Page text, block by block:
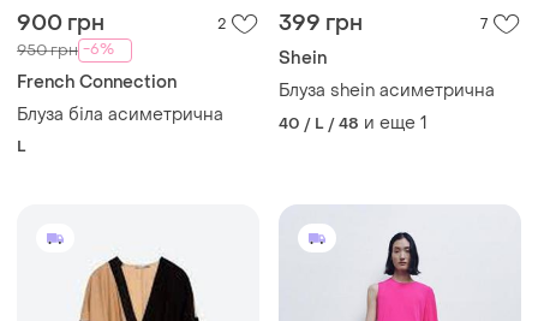
900 грн 2
950 грн -6%
French Connection
Блуза біла асиметрична
L
399 грн 7
Shein
Блуза shein асиметрична
40 / L / 48 и еще 1